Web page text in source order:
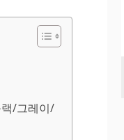
랙/그레이/